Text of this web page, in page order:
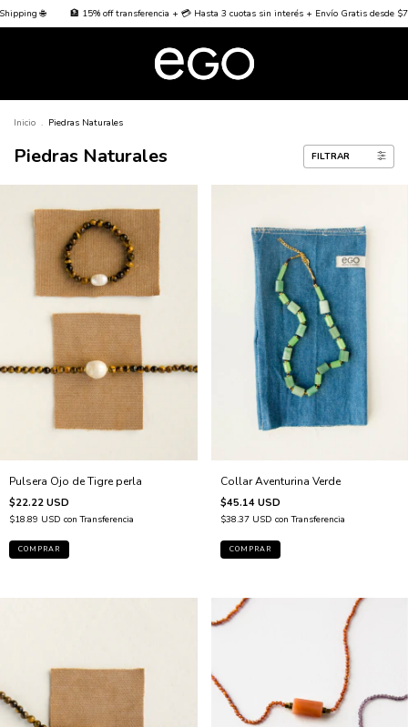
off transferencia + 💳 Hasta 3 cuotas sin interés + Envío Gratis desde $70000 🌐
Inicio . Piedras Naturales
Piedras Naturales FILTRAR
Pulsera Ojo de Tigre perla
$22.22 USD
$18.89 USD con Transferencia
Collar Aventurina Verde
$45.14 USD
$38.37 USD con Transferencia